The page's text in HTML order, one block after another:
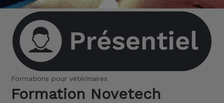
Formations pour vétérinaires
Formation Novetech